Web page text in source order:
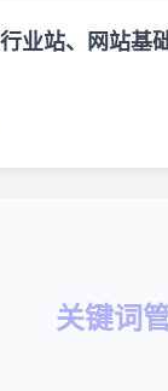
业站、网站基
关键词